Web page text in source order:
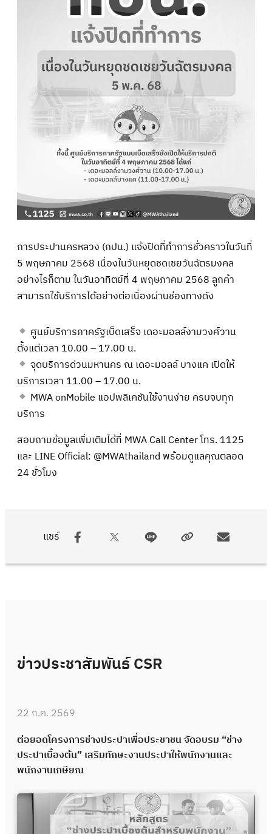
แชร์
การประปานครหลวง (กปน.) แจ้งปิดที่ทำการชั่วคราวในวันที่
5 พฤษภาคม 2568 เนื่องในวันหยุดชดเชยวันฉัตรมงคล
อย่างไรก็ตาม ในวันอาทิตย์ที่ 4 พฤษภาคม 2568 ลูกค้า
สามารถใช้บริการได้อย่างต่อเนื่องผ่านช่องทางดัง
ศูนย์บริการภาครัฐเบ็ดเสร็จ เดอะมอลล์งามวงศ์วาน
ตั้งแต่เวลา 10.00 – 17.00 น.
จุดบริการด่วนมหานคร ณ เดอะมอลล์ บางแค เปิดให้
บริการเวลา 11.00 – 17.00 น.
MWA onMobile แอปพลิเคชันใช้งานง่าย ครบจบทุก
บริการ
สอบถามข้อมูลเพิ่มเติมได้ที่ MWA Call Center โทร. 1125
และ LINE Official: @MWAthailand พร้อมดูแลคุณตลอด
24 ชั่วโมง
ข่าวประชาสัมพันธ์ CSR
22 ก.ค. 2569
ต่อยอดโครงการช่างประปาเพื่อประชาชน จัดอบรม “ช่าง
ประปาเบื้องต้น” เสริมทักษะงานประปาให้พนักงานและ
พนักงานเกษียณ